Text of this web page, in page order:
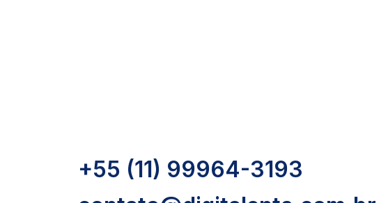
+55 (11) 99964-3193